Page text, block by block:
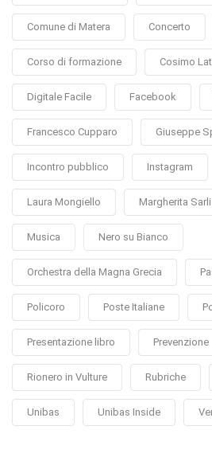
Comune di Matera Concerto
Corso di formazione Cosimo
Digitale Facile Facebook
Francesco Cupparo Giuseppe
Incontro pubblico Instagram
Laura Mongiello Margherita Sarli
Musica Nero su Bianco
Orchestra della Magna Grecia
Policoro Poste Italiane
Presentazione libro Prevenzione
Rionero in Vulture Rubriche
Unibas Unibas Inside